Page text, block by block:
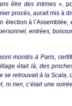
être des intimes »,
procès, aurait mis à
élection à
entrées,
montés à Paris,
était là, des
retrouvait à la Scala,
ni rien, c’était une